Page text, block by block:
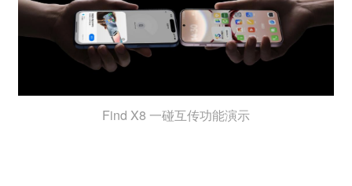
Find X8 一碰互传功能演示